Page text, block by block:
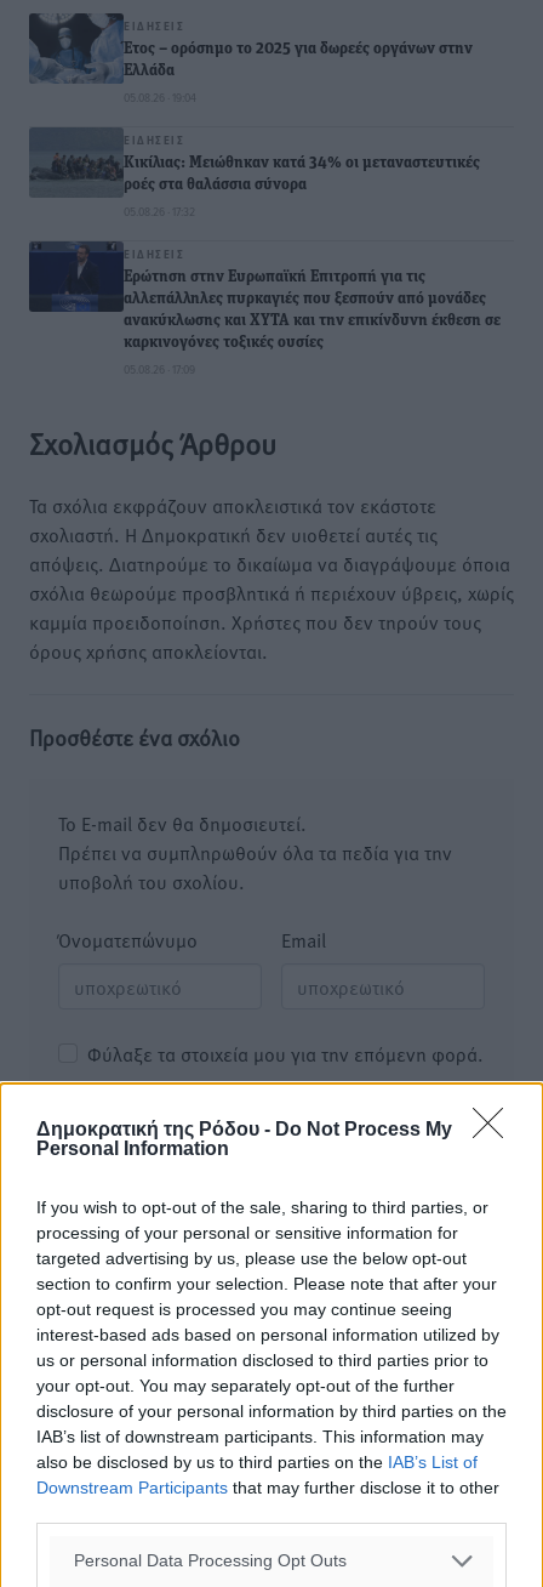
Δημοκρατική της Ρόδου - Do Not Process My
Personal Information
If you wish to opt-out of the sale, sharing to third parties, or
processing of your personal or sensitive information for
targeted advertising by us, please use the below opt-out
section to confirm your selection. Please note that after your
opt-out request is processed you may continue seeing
interest-based ads based on personal information utilized by
us or personal information disclosed to third parties prior to
your opt-out. You may separately opt-out of the further
disclosure of your personal information by third parties on the
IAB’s list of downstream participants. This information may
also be disclosed by us to third parties on the IAB’s List of
Downstream Participants that may further disclose it to other
Personal Data Processing Opt Outs
ΕΙΔΉΣΕΙΣ
Έτος – ορόσημο το 2025 για δωρεές οργάνων στην
Ελλάδα
05.08.26 · 19:04
ΕΙΔΉΣΕΙΣ
Κικίλιας: Μειώθηκαν κατά 34% οι μεταναστευτικές
ροές στα θαλάσσια σύνορα
05.08.26 · 17:32
ΕΙΔΉΣΕΙΣ
Ερώτηση στην Ευρωπαϊκή Επιτροπή για τις
αλλεπάλληλες πυρκαγιές που ξεσπούν από μονάδες
ανακύκλωσης και ΧΥΤΑ και την επικίνδυνη έκθεση σε
καρκινογόνες τοξικές ουσίες
05.08.26 · 17:09
Σχολιασμός Άρθρου
Τα σχόλια εκφράζουν αποκλειστικά τον εκάστοτε
σχολιαστή. Η Δημοκρατική δεν υιοθετεί αυτές τις
απόψεις. Διατηρούμε το δικαίωμα να διαγράψουμε όποια
σχόλια θεωρούμε προσβλητικά ή περιέχουν ύβρεις, χωρίς
καμμία προειδοποίηση. Χρήστες που δεν τηρούν τους
όρους χρήσης αποκλείονται.
Προσθέστε ένα σχόλιο
Το E-mail δεν θα δημοσιευτεί.
Πρέπει να συμπληρωθούν όλα τα πεδία για την
υποβολή του σχολίου.
Όνοματεπώνυμο Email
Φύλαξε τα στοιχεία μου για την επόμενη φορά.
Υπενθύμιση:
Για την μερική αναπαραγωγή της είδησης από άλλες